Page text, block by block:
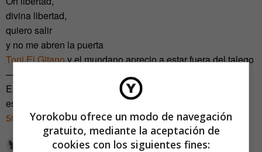
divina libertad,
quiero salir
y no me abren la puerta
Toni El Gitanoy el mundano aprecio a estar fuera del talego
—
Este es uno de los textos que os ofrecemos en nuestro
especial dedicado al amor
con motivo de nuestro número
50
Yorokobu ofrece un modo de navegación
gratuito, mediante la aceptación de
cookies con los siguientes fines: